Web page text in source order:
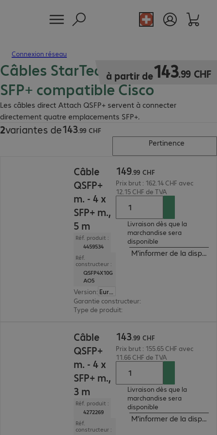
Connexion réseau
Câbles StarTech QSFP+ - 4 x
SFP+ compatible Cisco
Les câbles direct Attach QSFP+ servent à connecter
directement quatre emplacements SFP+.
à partir de143.99 CHF
143.99 CHF
2variantes de143.99 CHF
143.99 CHF
Pertinence
Câble
QSFP+
m. - 4 x
SFP+ m.,
5 m
Réf. produit :
4459534
Réf.
constructeur :
QSFP4X10G
AO5
Version:
Europe
Garantie constructeur:
Type de produit:
149.99 CHF
Prix brut : 162.14 CHF avec
12.15 CHF de TVA
Livraison dès que la
marchandise sera
disponible
M'informer de la
Câble
QSFP+
m. - 4 x
SFP+ m.,
3 m
Réf. produit :
4272269
Réf.
constructeur :
143.99 CHF
Prix brut : 155.65 CHF avec
11.66 CHF de TVA
Livraison dès que la
marchandise sera
disponible
M'informer de la